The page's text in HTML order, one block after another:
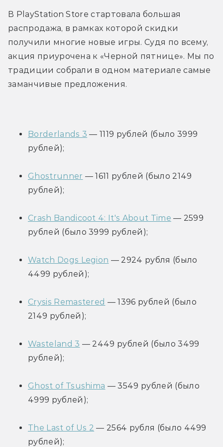
В PlayStation Store стартовала большая
распродажа, в рамках которой скидки
получили многие новые игры. Судя по всему,
акция приурочена к «Черной пятнице». Мы по
традиции собрали в одном материале самые
заманчивые предложения.
Borderlands 3 — 1119 рублей (было 3999
рублей);
Ghostrunner — 1611 рублей (было 2149
рублей);
Crash Bandicoot 4: It's About Time — 2599
рублей (было 3999 рублей);
Watch Dogs Legion — 2924 рубля (было
4499 рублей);
Crysis Remastered — 1396 рублей (было
2149 рублей);
Wasteland 3 — 2449 рублей (было 3499
рублей);
Ghost of Tsushima — 3549 рублей (было
4999 рублей);
The Last of Us 2 — 2564 рубля (было 4499
рублей);